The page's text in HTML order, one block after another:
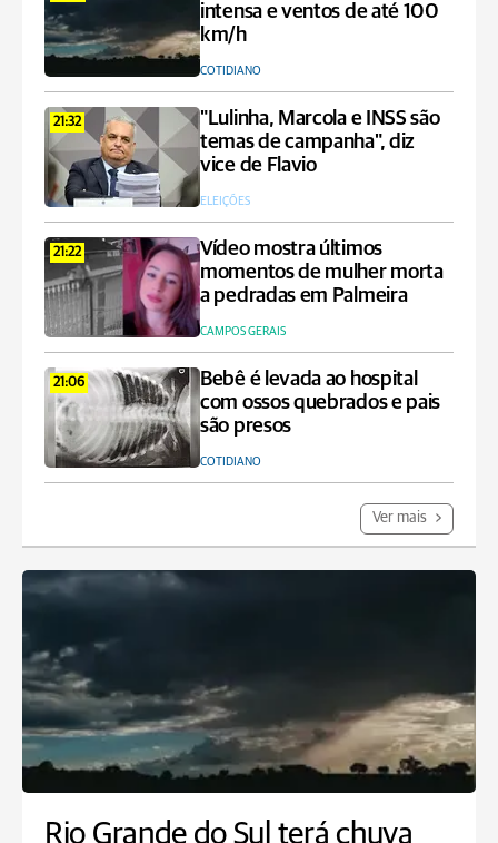
intensa e ventos de até 100
km/h
COTIDIANO
21:32
"Lulinha, Marcola e INSS são
temas de campanha", diz
vice de Flavio
ELEIÇÕES
21:22
Vídeo mostra últimos
momentos de mulher morta
a pedradas em Palmeira
CAMPOS GERAIS
21:06
Bebê é levada ao hospital
com ossos quebrados e pais
são presos
COTIDIANO
Ver mais
Rio Grande do Sul terá chuva